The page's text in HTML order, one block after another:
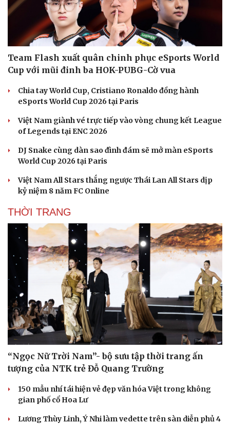
Sân khấu - Điện ảnh
Văn học
Di sản
Nghệ sĩ
Team Flash xuất quân chinh phục eSports World
Cup với mũi đinh ba HOK-PUBG-Cờ vua
Chia tay World Cup, Cristiano Ronaldo đồng hành
eSports World Cup 2026 tại Paris
Việt Nam giành vé trực tiếp vào vòng chung kết League
of Legends tại ENC 2026
DJ Snake cùng dàn sao đình đám sẽ mở màn eSports
World Cup 2026 tại Paris
Việt Nam All Stars thắng ngược Thái Lan All Stars dịp
kỷ niệm 8 năm FC Online
THỜI TRANG
“Ngọc Nữ Trời Nam”- bộ sưu tập thời trang ấn
tượng của NTK trẻ Đỗ Quang Trường
150 mẫu nhí tái hiện vẻ đẹp văn hóa Việt trong không
gian phố cổ Hoa Lư
Lương Thùy Linh, Ý Nhi làm vedette trên sàn diễn phủ 4